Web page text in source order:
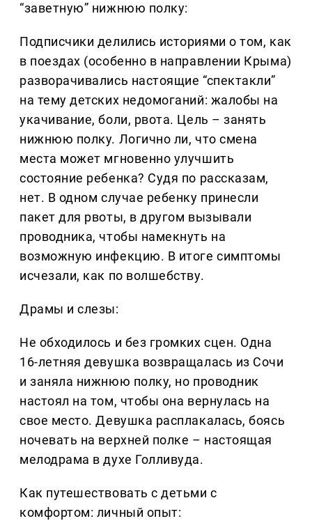
“заветную” нижнюю полку:
Подписчики делились историями о том, как
в поездах (особенно в направлении Крыма)
разворачивались настоящие “спектакли”
на тему детских недомоганий: жалобы на
укачивание, боли, рвота. Цель – занять
нижнюю полку. Логично ли, что смена
места может мгновенно улучшить
состояние ребенка? Судя по рассказам,
нет. В одном случае ребенку принесли
пакет для рвоты, в другом вызывали
проводника, чтобы намекнуть на
возможную инфекцию. В итоге симптомы
исчезали, как по волшебству.
Драмы и слезы:
Не обходилось и без громких сцен. Одна
16-летняя девушка возвращалась из Сочи
и заняла нижнюю полку, но проводник
настоял на том, чтобы она вернулась на
свое место. Девушка расплакалась, боясь
ночевать на верхней полке – настоящая
мелодрама в духе Голливуда.
Как путешествовать с детьми с
комфортом: личный опыт: